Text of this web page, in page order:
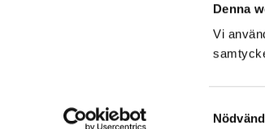
Denna
Vi